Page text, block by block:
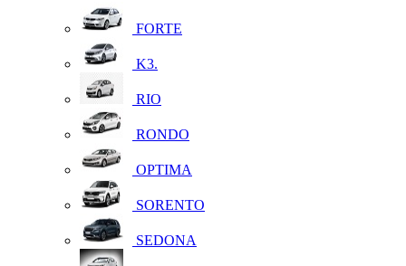
FORTE
K3.
RIO
RONDO
OPTIMA
SORENTO
SEDONA